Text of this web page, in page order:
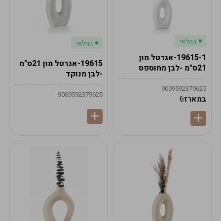
במלאי
19615-1-אגרטל מון
21ס"מ -לבן מחוספס
9009592379625
במארז6
במלאי
19615-אגרטל מון 21ס"מ
-לבן מנוקד
9009592379625